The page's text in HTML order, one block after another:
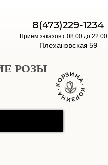
8(473)229-1234
Плехановская 59
Прием заказов с 08:00 до 22:00
РОЗЫ